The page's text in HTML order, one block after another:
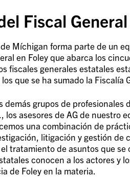
Fiscal
Míchigan forma parte de un
en Foley que abarca los
fiscales generales estatales
que se ha sumado la Fiscalía
demás grupos de
los asesores de AG de nuestro
una combinación de
litigación y gestión de
tratamiento de asuntos que
conocen a los actores y
de Foley en la materia.